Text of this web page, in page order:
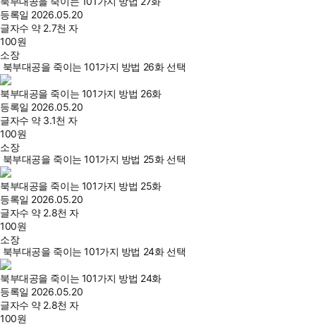
등록일 2026.05.20
글자수 약 2.7천 자
100원
소장
북부대공을 죽이는 101가지 방법 26화 선택
북부대공을 죽이는 101가지 방법 26화
등록일 2026.05.20
글자수 약 3.1천 자
100원
소장
북부대공을 죽이는 101가지 방법 25화 선택
북부대공을 죽이는 101가지 방법 25화
등록일 2026.05.20
글자수 약 2.8천 자
100원
소장
북부대공을 죽이는 101가지 방법 24화 선택
북부대공을 죽이는 101가지 방법 24화
등록일 2026.05.20
글자수 약 2.8천 자
100원